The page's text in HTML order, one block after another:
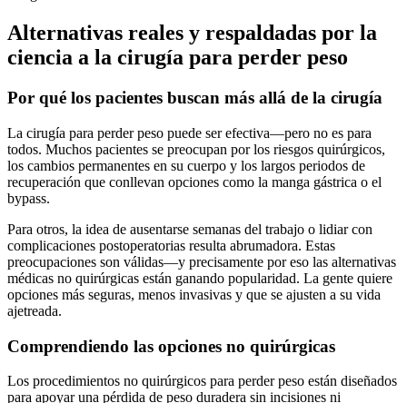
Alternativas reales y respaldadas por la
ciencia a la cirugía para perder peso
Por qué los pacientes buscan más allá de la cirugía
La cirugía para perder peso puede ser efectiva—pero no es para
todos. Muchos pacientes se preocupan por los riesgos quirúrgicos,
los cambios permanentes en su cuerpo y los largos periodos de
recuperación que conllevan opciones como la manga gástrica o el
bypass.
Para otros, la idea de ausentarse semanas del trabajo o lidiar con
complicaciones postoperatorias resulta abrumadora. Estas
preocupaciones son válidas—y precisamente por eso las alternativas
médicas no quirúrgicas están ganando popularidad. La gente quiere
opciones más seguras, menos invasivas y que se ajusten a su vida
ajetreada.
Comprendiendo las opciones no quirúrgicas
Los procedimientos no quirúrgicos para perder peso están diseñados
para apoyar una pérdida de peso duradera sin incisiones ni